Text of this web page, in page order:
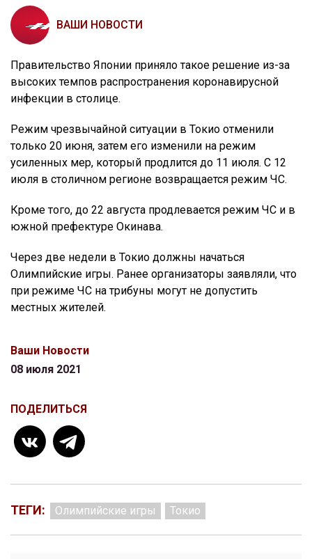
ВАШИ НОВОСТИ
Правительство Японии приняло такое решение из-за
высоких темпов распространения коронавирусной
инфекции в столице.
Режим чрезвычайной ситуации в Токио отменили
только 20 июня, затем его изменили на режим
усиленных мер, который продлится до 11 июля. С 12
июля в столичном регионе возвращается режим ЧС.
Кроме того, до 22 августа продлевается режим ЧС и в
южной префектуре Окинава.
Через две недели в Токио должны начаться
Олимпийские игры. Ранее организаторы заявляли, что
при режиме ЧС на трибуны могут не допустить
местных жителей.
Ваши Новости
08 июля 2021
ПОДЕЛИТЬСЯ
ТЕГИ: Олимпийские игры Токио